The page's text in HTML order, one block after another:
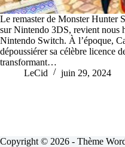
Le remaster de Monster Hunter
sur Nintendo 3DS, revient nous
Nintendo Switch. À l’époque,
dépoussiérer sa célèbre licence
transformant…
LeCid
juin 29, 2024
Copyright © 2026 - Thème